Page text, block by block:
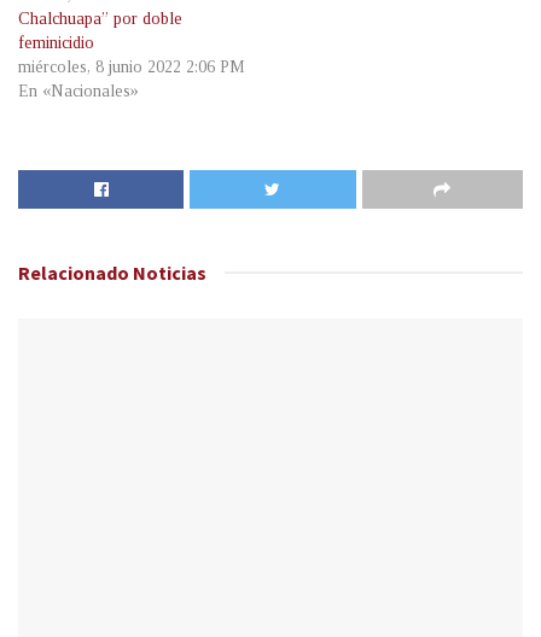
Chalchuapa” por doble
feminicidio
miércoles, 8 junio 2022 2:06 PM
En «Nacionales»
Relacionado Noticias